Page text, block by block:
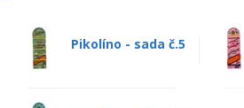
Pikolíno - sada č.5